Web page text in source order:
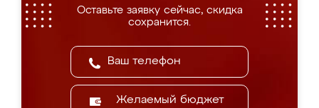
Оставьте заявку сейчас, скидка
сохранится.
Желаемый бюджет